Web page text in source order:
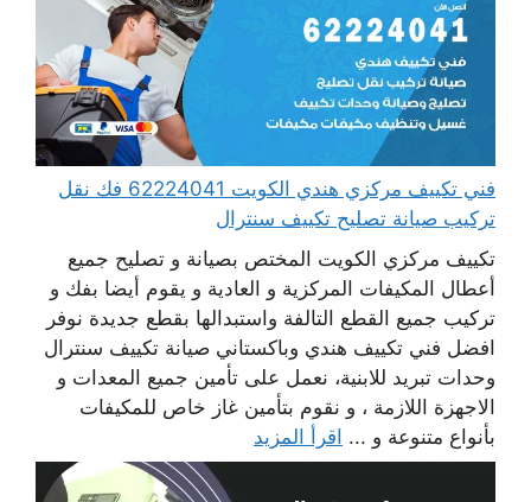
فني تكييف مركزي هندي الكويت 62224041 فك نقل
تركيب صيانة تصليح تكييف سنترال
تكييف مركزي الكويت المختص بصيانة و تصليح جميع
أعطال المكيفات المركزية و العادية و يقوم أيضا بفك و
تركيب جميع القطع التالفة واستبدالها بقطع جديدة نوفر
افضل فني تكييف هندي وباكستاني صيانة تكييف سنترال
وحدات تبريد للابنية، نعمل على تأمين جميع المعدات و
الاجهزة اللازمة ، و نقوم بتأمين غاز خاص للمكيفات
بأنواع متنوعة و ... اقرأ المزيد